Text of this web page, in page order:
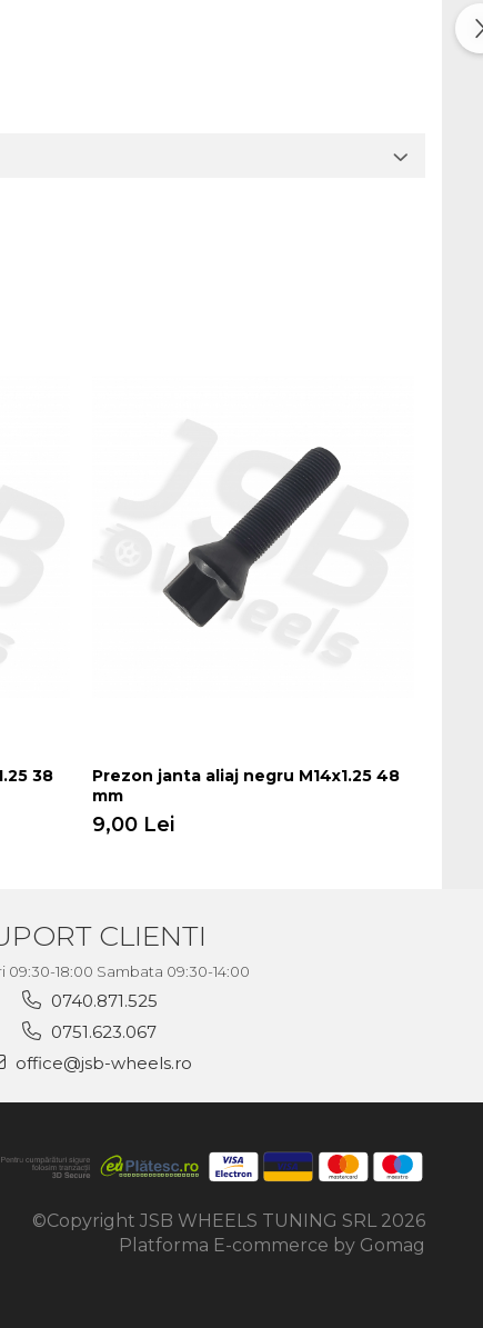
38
Prezon janta aliaj negru M14x1.25 48
mm
9,00 Lei
CLIENTI
09:30-18:00 Sambata 09:30-14:00
0740.871.525
0751.623.067
office@jsb-wheels.ro
©Copyright JSB WHEELS TUNING SRL 2026
Platforma E-commerce by Gomag